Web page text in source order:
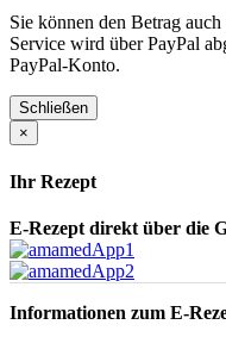
Sie können den Betrag
Service wird über PayPal
PayPal-Konto.
Schließen
×
Ihr Rezept
E-Rezept direkt über die
Informationen zum E-